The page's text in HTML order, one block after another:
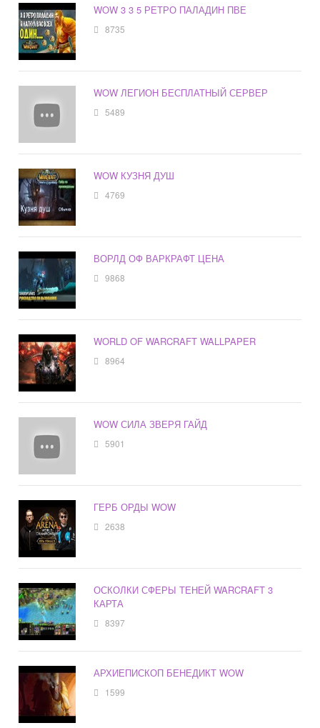
WOW 3 3 5 РЕТРО ПАЛАДИН ПВЕ
8735
WOW ЛЕГИОН БЕСПЛАТНЫЙ СЕРВЕР
5489
WOW КУЗНЯ ДУШ
4769
ВОРЛД ОФ ВАРКРАФТ ЦЕНА
9868
WORLD OF WARCRAFT WALLPAPER
8964
WOW СИЛА ЗВЕРЯ ГАЙД
5901
ГЕРБ ОРДЫ WOW
2638
ОСКОЛКИ СФЕРЫ ТЕНЕЙ WARCRAFT 3
КАРТА
8397
АРХИЕПИСКОП БЕНЕДИКТ WOW
1599